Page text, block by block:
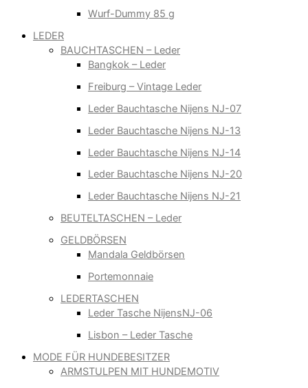
Wurf-Dummy 85 g
LEDER
BAUCHTASCHEN – Leder
Bangkok – Leder
Freiburg – Vintage Leder
Leder Bauchtasche Nijens NJ-07
Leder Bauchtasche Nijens NJ-13
Leder Bauchtasche Nijens NJ-14
Leder Bauchtasche Nijens NJ-20
Leder Bauchtasche Nijens NJ-21
BEUTELTASCHEN – Leder
GELDBÖRSEN
Mandala Geldbörsen
Portemonnaie
LEDERTASCHEN
Leder Tasche NijensNJ-06
Lisbon – Leder Tasche
MODE FÜR HUNDEBESITZER
ARMSTULPEN MIT HUNDEMOTIV